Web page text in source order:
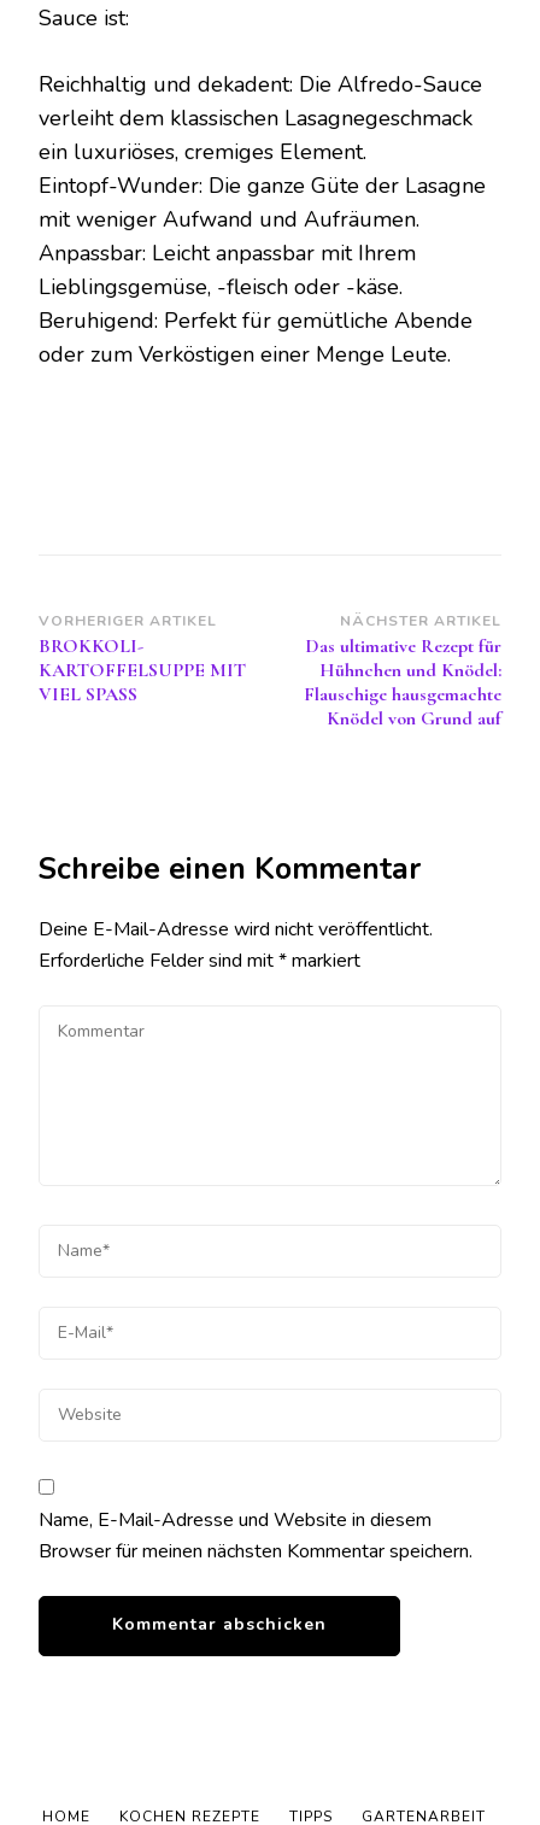
Sauce ist:
Reichhaltig und dekadent: Die Alfredo-Sauce
verleiht dem klassischen Lasagnegeschmack
ein luxuriöses, cremiges Element.
Eintopf-Wunder: Die ganze Güte der Lasagne
mit weniger Aufwand und Aufräumen.
Anpassbar: Leicht anpassbar mit Ihrem
Lieblingsgemüse, -fleisch oder -käse.
Beruhigend: Perfekt für gemütliche Abende
oder zum Verköstigen einer Menge Leute.
Beitragsnavigation
VORHERIGER ARTIKEL
BROKKOLI-
KARTOFFELSUPPE MIT
VIEL SPASS
NÄCHSTER ARTIKEL
Das ultimative Rezept für
Hühnchen und Knödel:
Flauschige hausgemachte
Knödel von Grund auf
Schreibe einen Kommentar
Deine E-Mail-Adresse wird nicht veröffentlicht.
Erforderliche Felder sind mit*markiert
Name, E-Mail-Adresse und Website in diesem
Browser für meinen nächsten Kommentar speichern.
HOME KOCHEN REZEPTE TIPPS GARTENARBEIT